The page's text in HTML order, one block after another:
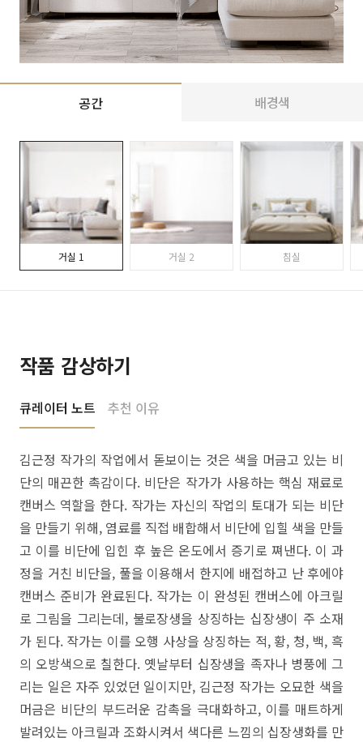
공간 배경색
거실 1 거실 2 침실
작품 감상하기
큐레이터 노트 추천 이유
김근정 작가의 작업에서 돋보이는 것은 색을 머금고 있는 비
단의 매끈한 촉감이다. 비단은 작가가 사용하는 핵심 재료로
캔버스 역할을 한다. 작가는 자신의 작업의 토대가 되는 비단
을 만들기 위해, 염료를 직접 배합해서 비단에 입힐 색을 만들
고 이를 비단에 입힌 후 높은 온도에서 증기로 쪄낸다. 이 과
정을 거친 비단을, 풀을 이용해서 한지에 배접하고 난 후에야
캔버스 준비가 완료된다. 작가는 이 완성된 캔버스에 아크릴
로 그림을 그리는데, 불로장생을 상징하는 십장생이 주 소재
가 된다. 작가는 이를 오행 사상을 상징하는 적, 황, 청, 백, 흑
의 오방색으로 칠한다. 옛날부터 십장생을 족자나 병풍에 그
리는 일은 자주 있었던 일이지만, 김근정 작가는 오묘한 색을
머금은 비단의 부드러운 감촉을 극대화하고, 이를 매트하게
발려있는 아크릴과 조화시켜서 색다른 느낌의 십장생화를 만